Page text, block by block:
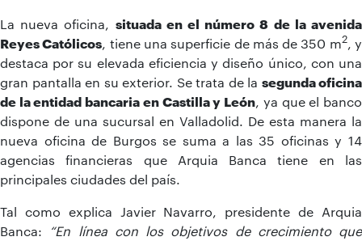
La nueva oficina, situada en el número 8 de la avenida
Reyes Católicos , tiene una superficie de más de 350 m2, y
destaca por su elevada eficiencia y diseño único, con una
gran pantalla en su exterior. Se trata de la segunda oficina
de la entidad bancaria en Castilla y León , ya que el banco
dispone de una sucursal en Valladolid. De esta manera la
nueva oficina de Burgos se suma a las 35 oficinas y 14
agencias financieras que Arquia Banca tiene en las
principales ciudades del país.
Tal como explica Javier Navarro, presidente de Arquia
Banca:
“En línea con los objetivos de crecimiento que